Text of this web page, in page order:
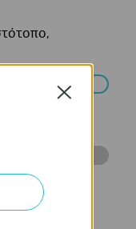
Gateways
Close
να
σας στον
ιστότοπού